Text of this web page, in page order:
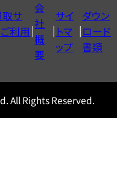
サ
利用
会
社
概
要
サイ
トマ
ップ
ダウン
ロード
書類
All Rights Reserved.